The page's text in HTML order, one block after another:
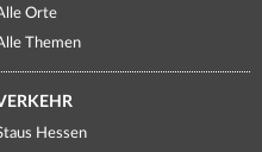
Orte
Themen
Hessen